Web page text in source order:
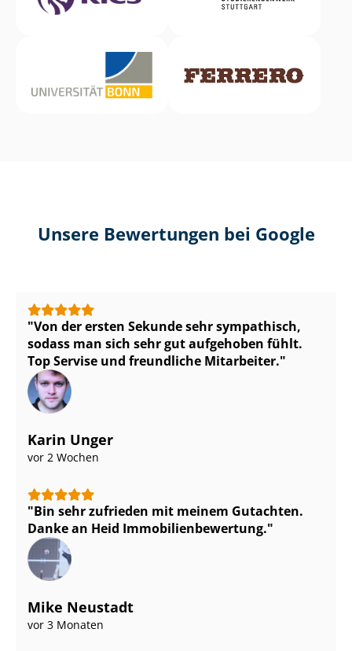
Unsere Bewertungen bei Google
Von der ersten Sekunde sehr sympathisch,
sodass man sich sehr gut aufgehoben fühlt.
Top Servise und freundliche Mitarbeiter.
Karin Unger
vor 2 Wochen
Bin sehr zufrieden mit meinem Gutachten.
Danke an Heid Im­mo­bi­li­en­be­wer­tung.
Mike Neustadt
vor 3 Monaten